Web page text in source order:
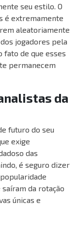
seu estilo. O
é extremamente
aleatoriamente
jogadores pela
fato de que esses
permanecem
da
futuro do seu
exige
das
é seguro dizer
da rotação
únicas e